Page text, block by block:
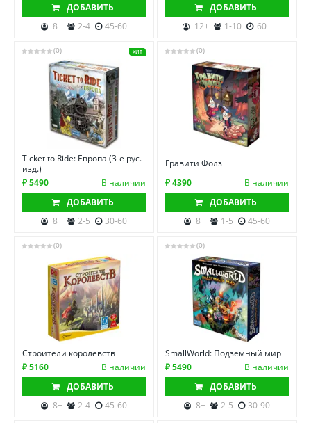
ДОБАВИТЬ
8+
2-4 45-60
ДОБАВИТЬ
12+
1-10 60+
(0) ХИТ
Ticket to Ride: Европа (3-е рус.
изд.)
₽ 5490
В наличии
ДОБАВИТЬ
8+
2-5 30-60
(0)
Гравити Фолз
₽ 4390
В наличии
ДОБАВИТЬ
8+
1-5 45-60
(0)
Строители королевств
₽ 5160
В наличии
ДОБАВИТЬ
8+
2-4 45-60
(0)
SmallWorld: Подземный мир
₽ 5490
В наличии
ДОБАВИТЬ
8+
2-5 30-90